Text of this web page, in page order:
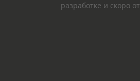
разработке и скоро